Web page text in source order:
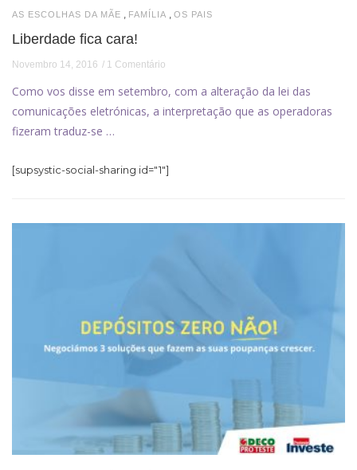
AS ESCOLHAS DA MÃE FAMÍLIA OS PAIS
Liberdade fica cara!
Novembro 14, 2016 1 Comentário
Como vos disse em setembro, com a alteração da lei das
comunicações eletrónicas, a interpretação que as operadoras
fizeram traduz-se …
[supsystic-social-sharing id="1"]